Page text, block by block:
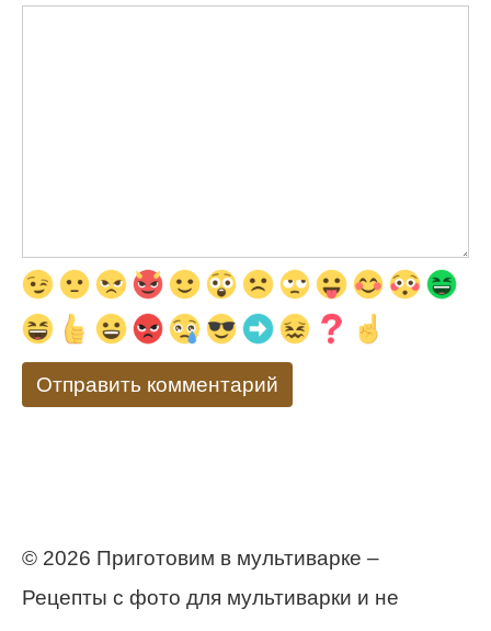
© 2026 Приготовим в мультиварке –
Рецепты с фото для мультиварки и не